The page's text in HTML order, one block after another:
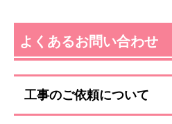
よくあるお問い合わせ
工事のご依頼について